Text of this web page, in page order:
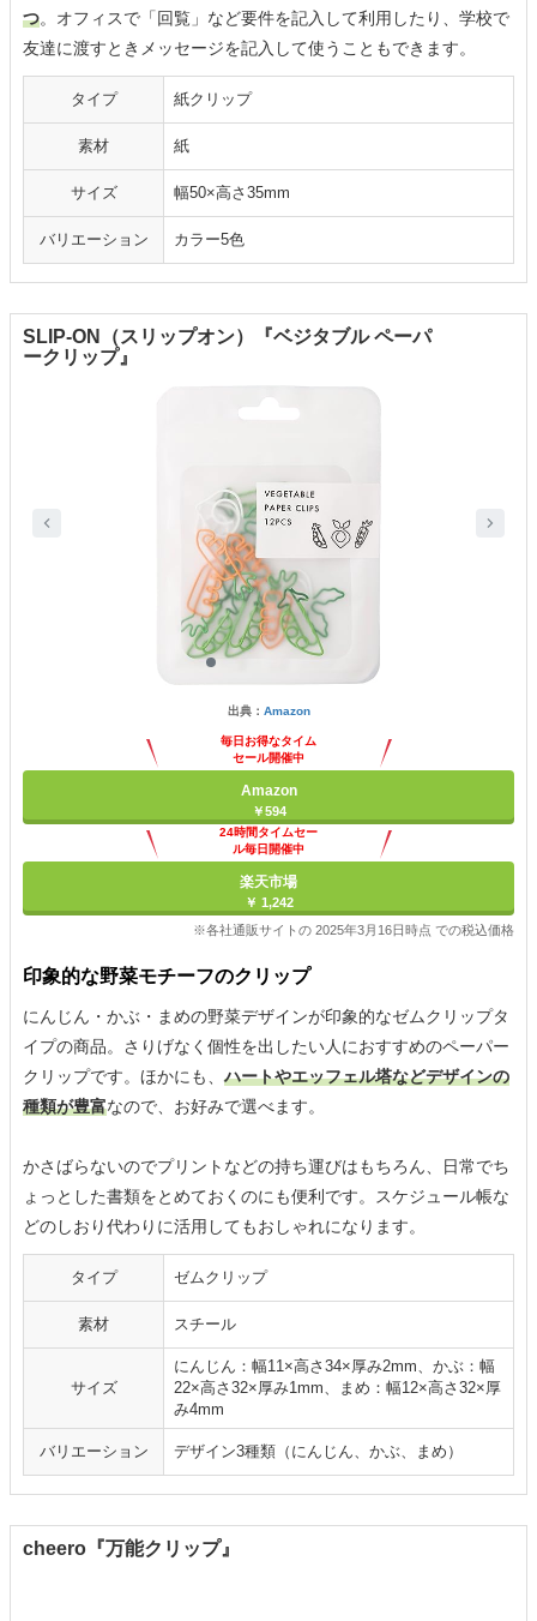
つ。オフィスで「回覧」など要件を記入して利用したり、学校で
友達に渡すときメッセージを記入して使うこともできます。
タイプ 紙クリップ
素材 紙
サイズ 幅50×高さ35mm
バリエーション カラー5色
SLIP-ON（スリップオン）『ベジタブル ペーパ
ークリップ』
出典： Amazon
毎日お得なタイム
セール開催中
Amazon
￥594
24時間タイムセー
ル毎日開催中
楽天市場
￥ 1,242
※各社通販サイトの 2025年3月16日時点 での税込価格
印象的な野菜モチーフのクリップ
にんじん・かぶ・まめの野菜デザインが印象的なゼムクリップタ
イプの商品。さりげなく個性を出したい人におすすめのペーパー
クリップです。ほかにも、ハートやエッフェル塔などデザインの
種類が豊富なので、お好みで選べます。
かさばらないのでプリントなどの持ち運びはもちろん、日常でち
ょっとした書類をとめておくのにも便利です。スケジュール帳な
どのしおり代わりに活用してもおしゃれになります。
タイプ ゼムクリップ
素材 スチール
サイズ
にんじん：幅11×高さ34×厚み2mm、かぶ：幅
22×高さ32×厚み1mm、まめ：幅12×高さ32×厚
み4mm
バリエーション デザイン3種類（にんじん、かぶ、まめ）
cheero『万能クリップ』